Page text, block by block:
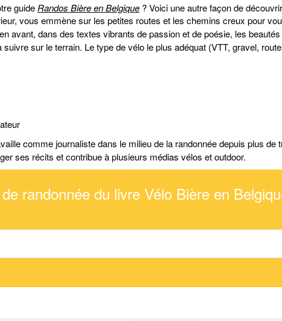
guide Randos Bière en Belgique ? Voici une autre façon de
vous emmène sur les petites routes et les chemins creux pour
avant, dans des textes vibrants de passion et de poésie, les
sur le terrain. Le type de vélo le plus adéquat (VTT, gravel,
comme journaliste dans le milieu de la randonnée depuis plus
ses récits et contribue à plusieurs médias vélos et outdoor.
randonnée du livre Vélo Bière en